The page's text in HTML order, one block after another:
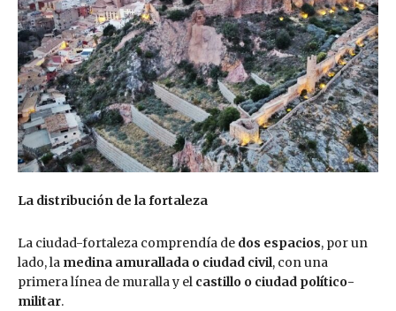
La distribución de la fortaleza
La ciudad-fortaleza comprendía de dos espacios, por un
lado, la medina amurallada o ciudad civil, con una
primera línea de muralla y el castillo o ciudad político-
militar.